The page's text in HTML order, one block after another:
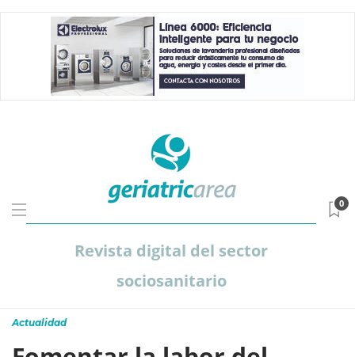
Revista digital del sector
sociosanitario
0
Actualidad